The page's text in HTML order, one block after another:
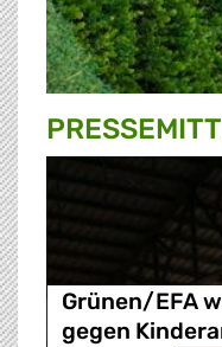
Grünen/EFA
gegen